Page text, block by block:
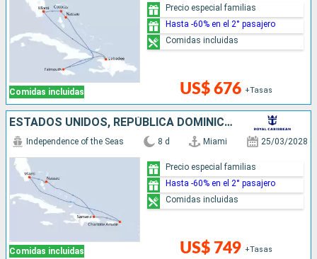
Comidas incluidas US$ 676 +Tasas
Precio especial familias
Hasta -60% en el 2° pasajero
Comidas incluidas
ESTADOS UNIDOS, REPÚBLICA DOMINICANA, BAHAMAS
Comidas incluidas
Independence of the Seas 8 d Miami 25/03/2028
US$ 749 +Tasas
Precio especial familias
Hasta -60% en el 2° pasajero
Comidas incluidas